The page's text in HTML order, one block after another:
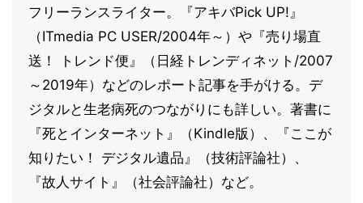
フリーランスライター。『アキバPick UP!』
（ITmedia PC USER/2004年～）や『売り場直
送！ トレンド便』（日経トレンディネット/2007
～2019年）などのレポート記事を手がける。デ
ジタルと生老病死のつながりにも詳しい。著書に
『死とインターネット』（Kindle版）、『ここが
知りたい！ デジタル遺品』（技術評論社）、
『故人サイト』（社会評論社）など。